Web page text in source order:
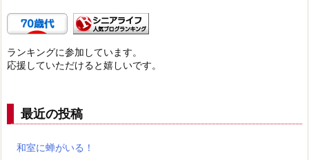
ランキングに参加しています。
応援していただけると嬉しいです。
最近の投稿
和室に蝉がいる！